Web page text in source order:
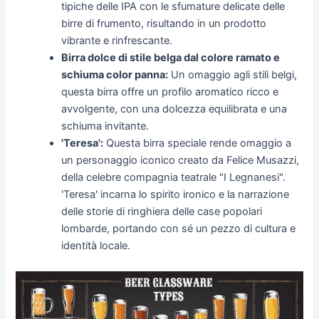
tipiche delle IPA con le sfumature delicate delle
birre di frumento, risultando in un prodotto
vibrante e rinfrescante.
Birra dolce di stile belga dal colore ramato e
schiuma color panna: Un omaggio agli stili belgi,
questa birra offre un profilo aromatico ricco e
avvolgente, con una dolcezza equilibrata e una
schiuma invitante.
'Teresa': Questa birra speciale rende omaggio a
un personaggio iconico creato da Felice Musazzi,
della celebre compagnia teatrale "I Legnanesi".
'Teresa' incarna lo spirito ironico e la narrazione
delle storie di ringhiera delle case popolari
lombarde, portando con sé un pezzo di cultura e
identità locale.